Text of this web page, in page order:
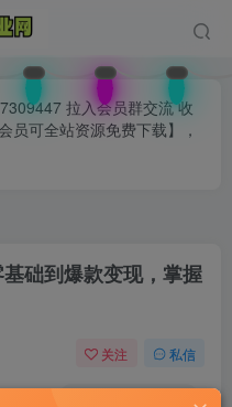
拉入会员群交流 收
员可全站资源免费下载】，
础到爆款变现，掌握
关注 私信
0 156 62